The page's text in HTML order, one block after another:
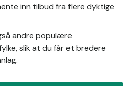
inn tilbud fra flere dyktige
andre populære
slik at du får et bredere